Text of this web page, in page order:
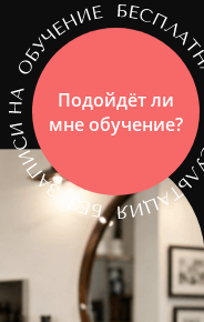
Подойдёт ли
мне обучение?